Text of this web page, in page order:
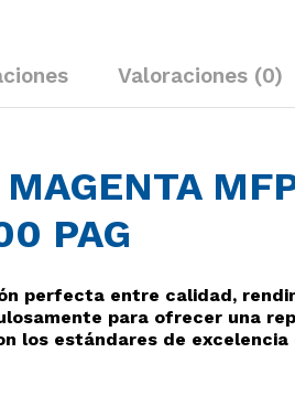
Valoraciones (0)
PAG
perfecta entre calidad,
para ofrecer una
los estándares de